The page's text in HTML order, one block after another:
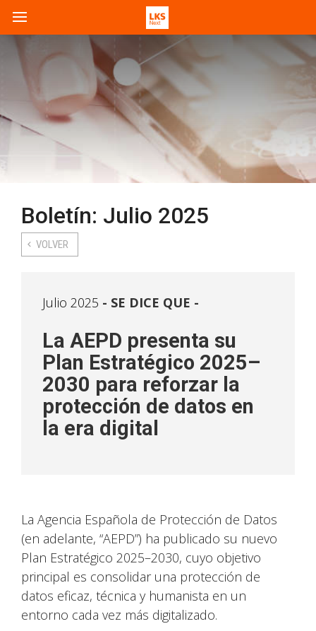
Boletín: Julio 2025
VOLVER
Julio 2025 SE DICE QUE -
La AEPD presenta su
Plan Estratégico 2025–
2030 para reforzar la
protección de datos en
la era digital
La Agencia Española de Protección de Datos
(en adelante, “AEPD”) ha publicado su nuevo
Plan Estratégico 2025–2030, cuyo objetivo
principal es consolidar una protección de
datos eficaz, técnica y humanista en un
entorno cada vez más digitalizado.